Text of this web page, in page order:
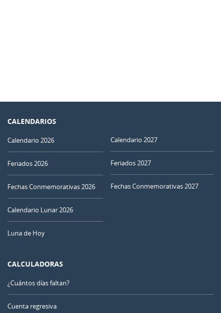
CALENDARIOS
Calendario 2026
Feriados 2026
Fechas Conmemorativas 2026
Calendario Lunar 2026
Luna de Hoy
Calendario 2027
Feriados 2027
Fechas Conmemorativas 2027
CALCULADORAS
¿Cuántos días faltan?
Cuenta regresiva